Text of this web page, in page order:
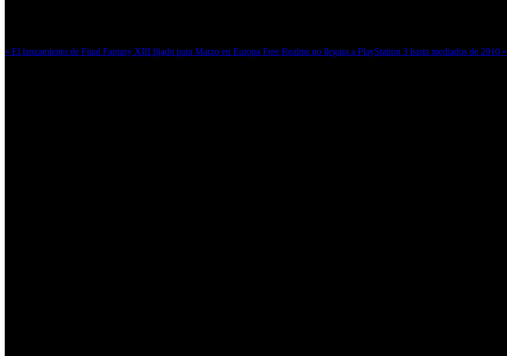
« El lanzamiento de Final Fantasy XIII fijado para Marzo en Europa Free Realms no llegara a PlayStation 3 hasta mediados de 2010 »